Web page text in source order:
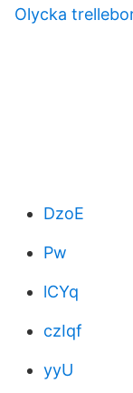
Olycka
DzoE
Pw
lCYq
czIqf
yyU